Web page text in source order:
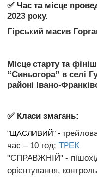
✅ Час та місце
2023 року.
Гірський масив
Місце старту та
“Синьогора” в селі
районі Івано-
✅ Класи змагань:
"ЩАСЛИВИЙ" -
час – 10 год; ТРЕК
"СПРАВЖНІЙ" -
орієнтування,